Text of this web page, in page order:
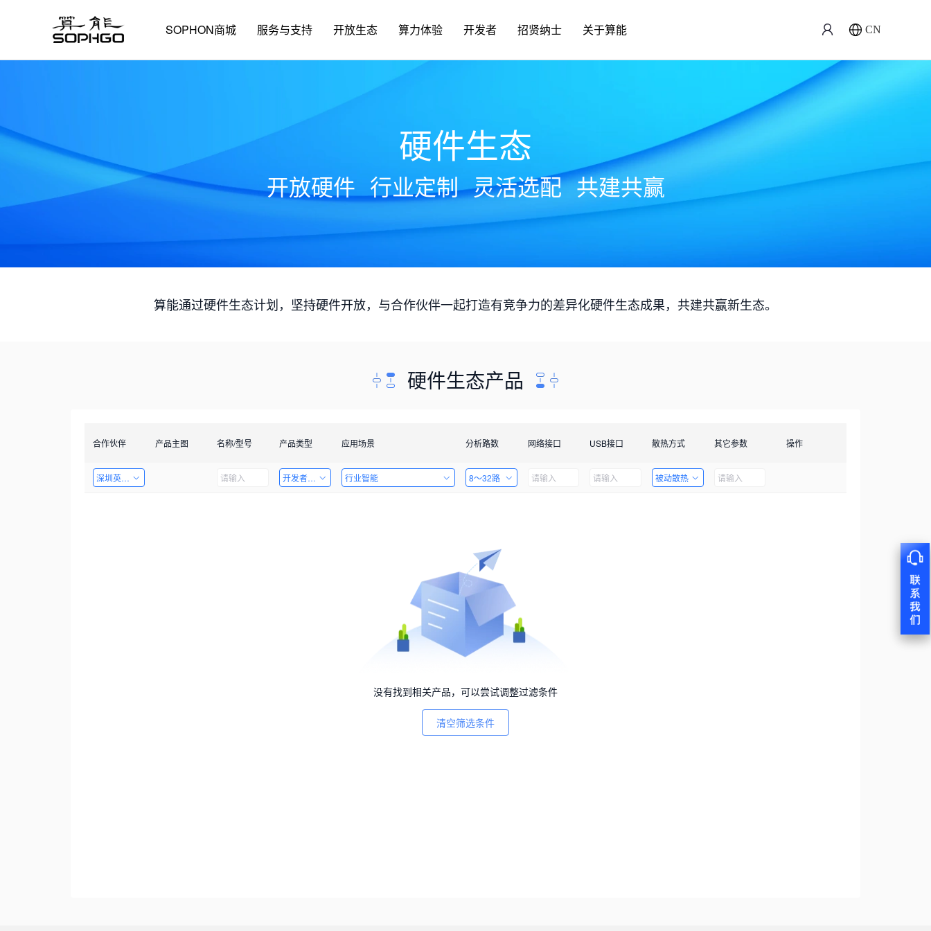
SOPHON商城 服务与支持 开放生态 算力体验 开发者 招贤纳士 关于算能 CN
硬件生态
开放硬件 行业定制 灵活选配 共建共赢
算能通过硬件生态计划，坚持硬件开放，与合作伙伴一起打造有竞争力的差异化硬件生态成果，共建共赢新生态。
硬件生态产品
合作伙伴 产品主图 名称/型号 产品类型 应用场景 分析路数 网络接口 USB接口 散热方式 其它参数 操作
深圳英飞拓科技股份有限公司 开发者套件 行业智能 8～32路 被动散热
没有找到相关产品，可以尝试调整过滤条件
清空筛选条件